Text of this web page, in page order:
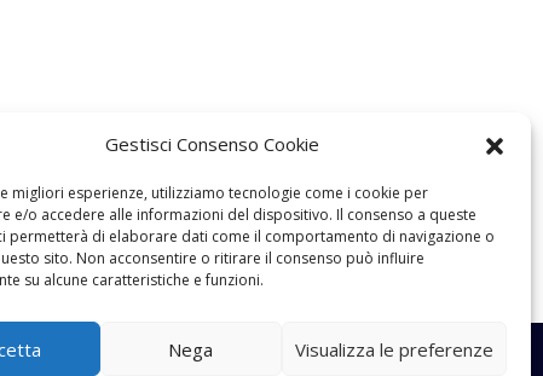
Gestisci Consenso Cookie
migliori esperienze, utilizziamo tecnologie come i cookie per
e/o accedere alle informazioni del dispositivo. Il consenso a queste
permetterà di elaborare dati come il comportamento di navigazione o
sito. Non acconsentire o ritirare il consenso può influire
su alcune caratteristiche e funzioni.
Nega Visualizza le preferenze
da